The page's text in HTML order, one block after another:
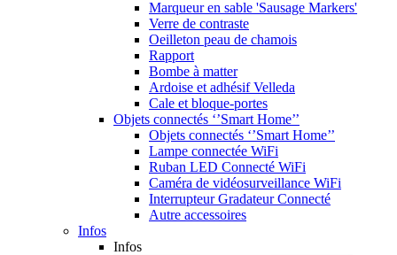
Marqueur en sable 'Sausage Markers'
Verre de contraste
Oeilleton peau de chamois
Rapport
Bombe à matter
Ardoise et adhésif Velleda
Cale et bloque-portes
Objets connectés ‘’Smart Home’’
Objets connectés ‘’Smart Home’’
Lampe connectée WiFi
Ruban LED Connecté WiFi
Caméra de vidéosurveillance WiFi
Interrupteur Gradateur Connecté
Autre accessoires
Infos
Infos